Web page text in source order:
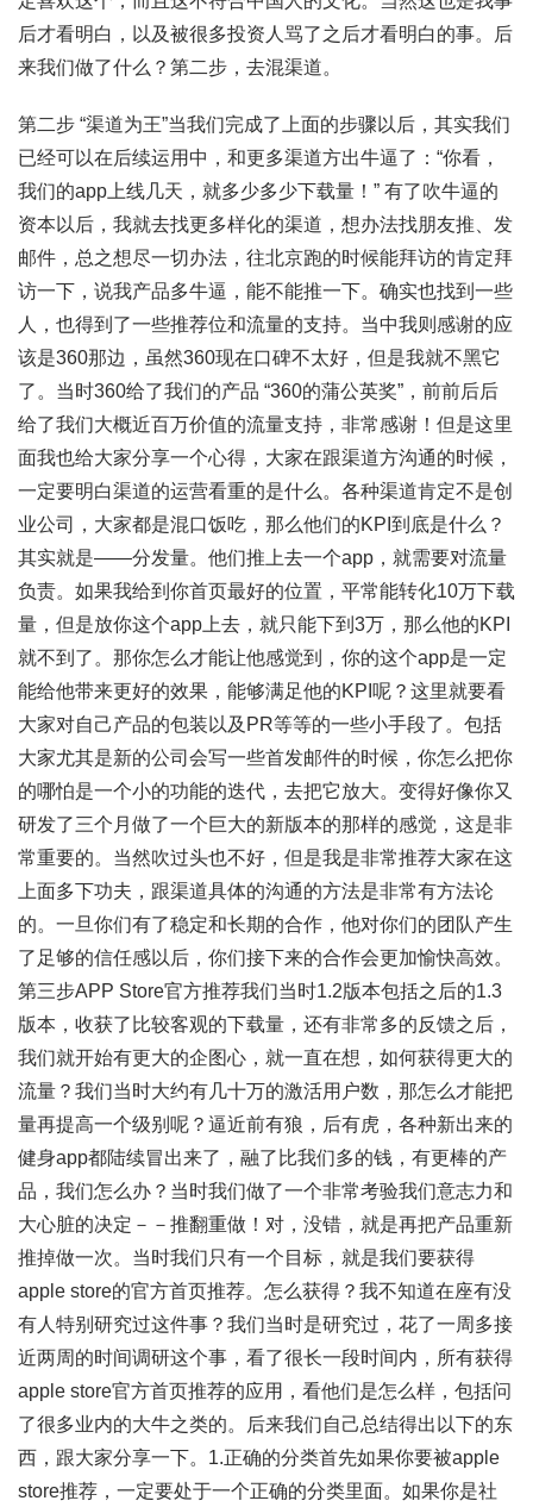
后才看明白，以及被很多投资人骂了之后才看明白的事。后
来我们做了什么？第二步，去混渠道。
第二步 “渠道为王”当我们完成了上面的步骤以后，其实我们
已经可以在后续运用中，和更多渠道方出牛逼了：“你看，
我们的app上线几天，就多少多少下载量！” 有了吹牛逼的
资本以后，我就去找更多样化的渠道，想办法找朋友推、发
邮件，总之想尽一切办法，往北京跑的时候能拜访的肯定拜
访一下，说我产品多牛逼，能不能推一下。确实也找到一些
人，也得到了一些推荐位和流量的支持。当中我则感谢的应
该是360那边，虽然360现在口碑不太好，但是我就不黑它
了。当时360给了我们的产品 “360的蒲公英奖”，前前后后
给了我们大概近百万价值的流量支持，非常感谢！但是这里
面我也给大家分享一个心得，大家在跟渠道方沟通的时候，
一定要明白渠道的运营看重的是什么。各种渠道肯定不是创
业公司，大家都是混口饭吃，那么他们的KPI到底是什么？
其实就是——分发量。他们推上去一个app，就需要对流量
负责。如果我给到你首页最好的位置，平常能转化10万下载
量，但是放你这个app上去，就只能下到3万，那么他的KPI
就不到了。那你怎么才能让他感觉到，你的这个app是一定
能给他带来更好的效果，能够满足他的KPI呢？这里就要看
大家对自己产品的包装以及PR等等的一些小手段了。包括
大家尤其是新的公司会写一些首发邮件的时候，你怎么把你
的哪怕是一个小的功能的迭代，去把它放大。变得好像你又
研发了三个月做了一个巨大的新版本的那样的感觉，这是非
常重要的。当然吹过头也不好，但是我是非常推荐大家在这
上面多下功夫，跟渠道具体的沟通的方法是非常有方法论
的。一旦你们有了稳定和长期的合作，他对你们的团队产生
了足够的信任感以后，你们接下来的合作会更加愉快高效。
第三步APP Store官方推荐我们当时1.2版本包括之后的1.3
版本，收获了比较客观的下载量，还有非常多的反馈之后，
我们就开始有更大的企图心，就一直在想，如何获得更大的
流量？我们当时大约有几十万的激活用户数，那怎么才能把
量再提高一个级别呢？逼近前有狼，后有虎，各种新出来的
健身app都陆续冒出来了，融了比我们多的钱，有更棒的产
品，我们怎么办？当时我们做了一个非常考验我们意志力和
大心脏的决定－－推翻重做！对，没错，就是再把产品重新
推掉做一次。当时我们只有一个目标，就是我们要获得
apple store的官方首页推荐。怎么获得？我不知道在座有没
有人特别研究过这件事？我们当时是研究过，花了一周多接
近两周的时间调研这个事，看了很长一段时间内，所有获得
apple store官方首页推荐的应用，看他们是怎么样，包括问
了很多业内的大牛之类的。后来我们自己总结得出以下的东
西，跟大家分享一下。1.正确的分类首先如果你要被apple
store推荐，一定要处于一个正确的分类里面。如果你是社